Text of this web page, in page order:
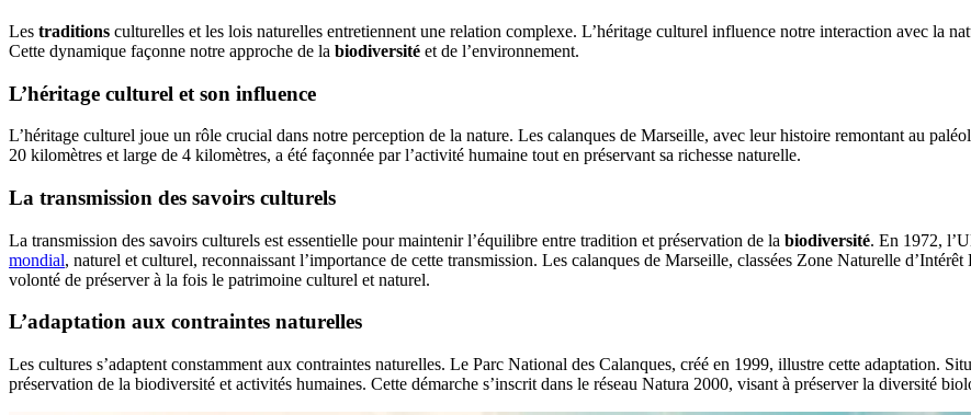
Les traditions culturelles et les lois naturelles entretiennent une relation complexe. L’héritage culturel influence notre interaction avec la
Cette dynamique façonne notre approche de la biodiversité et de l’environnement.
L’héritage culturel et son influence
L’héritage culturel joue un rôle crucial dans notre perception de la nature. Les calanques de Marseille, avec leur histoire remontant au
20 kilomètres et large de 4 kilomètres, a été façonnée par l’activité humaine tout en préservant sa richesse naturelle.
La transmission des savoirs culturels
La transmission des savoirs culturels est essentielle pour maintenir l’équilibre entre tradition et préservation de la biodiversité. En 1972,
mondial, naturel et culturel, reconnaissant l’importance de cette transmission. Les calanques de Marseille, classées Zone Naturelle
volonté de préserver à la fois le patrimoine culturel et naturel.
L’adaptation aux contraintes naturelles
Les cultures s’adaptent constamment aux contraintes naturelles. Le Parc National des Calanques, créé en 1999, illustre cette adaptation.
préservation de la biodiversité et activités humaines. Cette démarche s’inscrit dans le réseau Natura 2000, visant à préserver la diversité